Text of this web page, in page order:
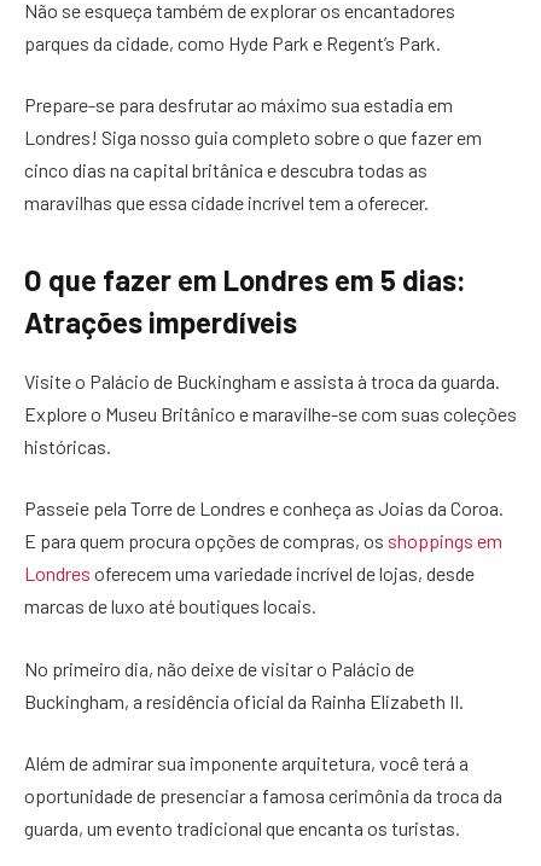
Não se esqueça também de explorar os encantadores
parques da cidade, como Hyde Park e Regent’s Park.
Prepare-se para desfrutar ao máximo sua estadia em
Londres! Siga nosso guia completo sobre o que fazer em
cinco dias na capital britânica e descubra todas as
maravilhas que essa cidade incrível tem a oferecer.
O que fazer em Londres em 5 dias:
Atrações imperdíveis
Visite o Palácio de Buckingham e assista à troca da guarda.
Explore o Museu Britânico e maravilhe-se com suas coleções
históricas.
Passeie pela Torre de Londres e conheça as Joias da Coroa.
E para quem procura opções de compras, os shoppings em
Londres oferecem uma variedade incrível de lojas, desde
marcas de luxo até boutiques locais.
No primeiro dia, não deixe de visitar o Palácio de
Buckingham, a residência oficial da Rainha Elizabeth II.
Além de admirar sua imponente arquitetura, você terá a
oportunidade de presenciar a famosa cerimônia da troca da
guarda, um evento tradicional que encanta os turistas.